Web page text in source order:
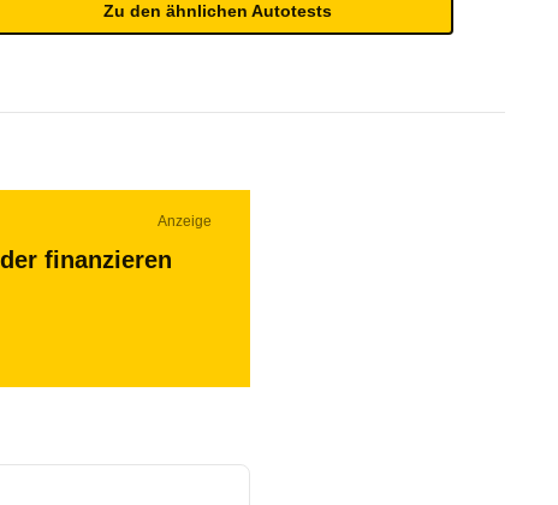
Zu den ähnlichen Autotests
Anzeige
finanzieren